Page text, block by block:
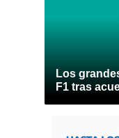
Los
F1 tras